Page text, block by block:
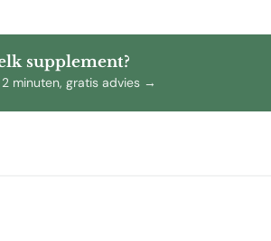
supplement?
minuten, gratis advies →